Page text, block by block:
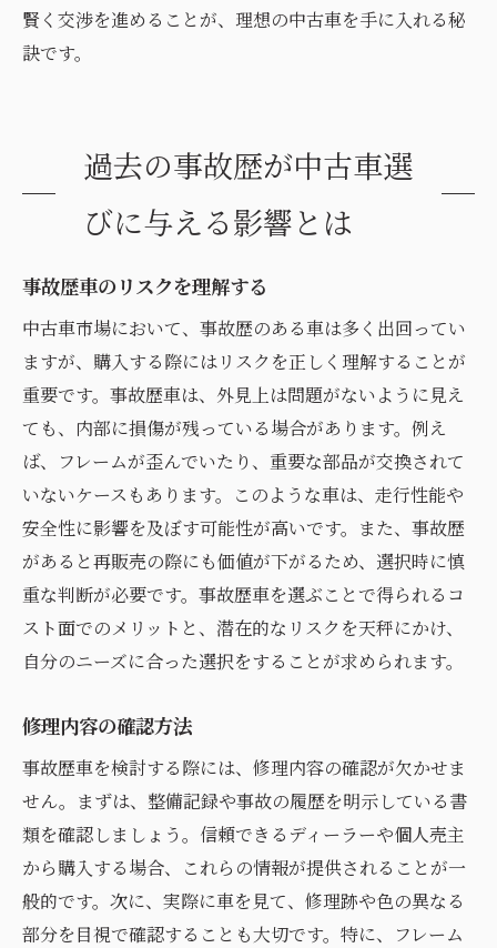
賢く交渉を進めることが、理想の中古車を手に入れる秘
訣です。
過去の事故歴が中古車選
びに与える影響とは
事故歴車のリスクを理解する
中古車市場において、事故歴のある車は多く出回ってい
ますが、購入する際にはリスクを正しく理解することが
重要です。事故歴車は、外見上は問題がないように見え
ても、内部に損傷が残っている場合があります。例え
ば、フレームが歪んでいたり、重要な部品が交換されて
いないケースもあります。このような車は、走行性能や
安全性に影響を及ぼす可能性が高いです。また、事故歴
があると再販売の際にも価値が下がるため、選択時に慎
重な判断が必要です。事故歴車を選ぶことで得られるコ
スト面でのメリットと、潜在的なリスクを天秤にかけ、
自分のニーズに合った選択をすることが求められます。
修理内容の確認方法
事故歴車を検討する際には、修理内容の確認が欠かせま
せん。まずは、整備記録や事故の履歴を明示している書
類を確認しましょう。信頼できるディーラーや個人売主
から購入する場合、これらの情報が提供されることが一
般的です。次に、実際に車を見て、修理跡や色の異なる
部分を目視で確認することも大切です。特に、フレーム